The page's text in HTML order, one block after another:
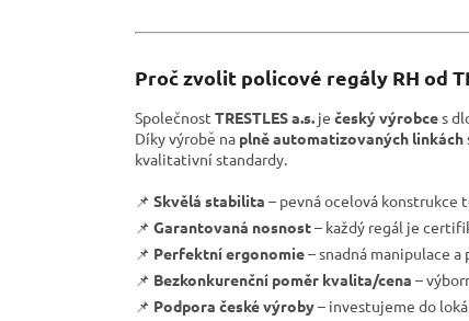
Proč zvolit policové regály RH od
Společnost TRESTLES a.s. je český výrobces
Díky výrobě na plně automatizovaných linkách
kvalitativní standardy.
📌 Skvělá stabilita – pevná ocelová konstrukce
📌 Garantovaná nosnost– každý regál je
📌 Perfektní ergonomie– snadná manipulace
📌 Bezkonkurenční poměr kvalita/cena –
📌 Podpora české výroby– investujeme do